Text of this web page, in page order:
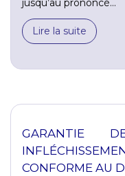
Lire la suite
GARANTIE
CONFORME AU